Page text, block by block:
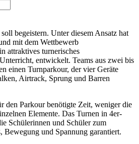
begeistern. Unter diesem Ansatz hat
mit dem Wettbewerb
turnerisches
entwickelt. Teams aus zwei bis
einen Turnparkour, der vier Geräte
Airtrack, Sprung und Barren
den Parkour benötigte Zeit, weniger die
Elemente. Das Turnen in 4er-
Schülerinnen und Schüler zum
Bewegung und Spannung garantiert.